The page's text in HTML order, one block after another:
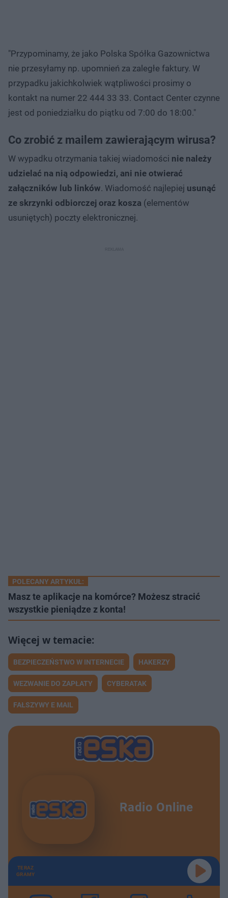
"Przypominamy, że jako Polska Spółka Gazownictwa
nie przesyłamy np. upomnień za zaległe faktury. W
przypadku jakichkolwiek wątpliwości prosimy o
kontakt na numer 22 444 33 33. Contact Center czynne
jest od poniedziałku do piątku od 7:00 do 18:00."
Co zrobić z mailem zawierającym wirusa?
W wypadku otrzymania takiej wiadomości nie należy
udzielać na nią odpowiedzi, ani nie otwierać
załączników lub linków. Wiadomość najlepiej usunąć
ze skrzynki odbiorczej oraz kosza (elementów
usuniętych) poczty elektronicznej.
POLECANY ARTYKUŁ:
Masz te aplikacje na komórce? Możesz stracić
wszystkie pieniądze z konta!
BEZPIECZEŃSTWO W INTERNECIE HAKERZY
WEZWANIE DO ZAPŁATY CYBERATAK
FAŁSZYWY E MAIL
Radio Online
TERAZ
GRAMY